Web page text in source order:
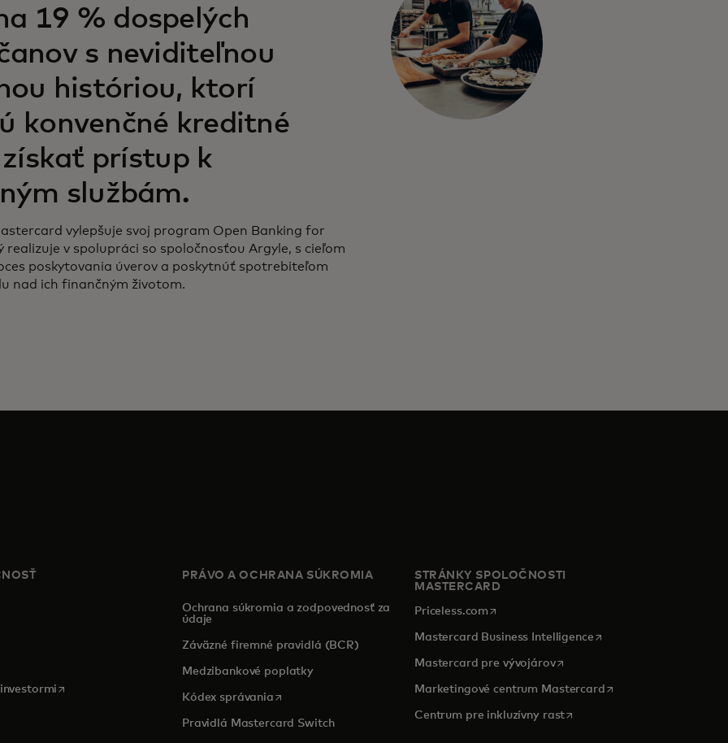
19 % dospelých
s neviditeľnou
históriou, ktorí
konvenčné kreditné
získať prístup k
službám.
vylepšuje svoj program Open Banking for
realizuje v spolupráci so spoločnosťou Argyle, s cieľom
poskytovania úverov a poskytnúť spotrebiteľom
nad ich finančným životom.
in a new tab
opens in a new tab
PRÁVO A OCHRANA SÚKROMIA
Ochrana súkromia a zodpovednosť za
údaje
Záväzné firemné pravidlá (BCR)
Medzibankové poplatky
Kódex správaniaopens in a new tab
Pravidlá Mastercard Switch
STRÁNKY SPOLOČNOSTI
MASTERCARD
Priceless.com opens in a new tab
Mastercard Business Intelligenceopens in a new tab
Mastercard pre vývojárovopens in a new tab
Marketingové centrum Mastercardopens in a new tab
Centrum pre inkluzívny rastopens in a new tab